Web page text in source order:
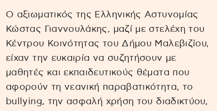
Ο αξιωματικός της Ελληνικής Αστυνομίας
Κώστας Γιαννουλάκης, μαζί με στελέχη του
Κέντρου Κοινότητας του Δήμου Μαλεβιζίου,
είχαν την ευκαιρία να συζητήσουν με
μαθητές και εκπαιδευτικούς θέματα που
αφορούν τη νεανική παραβατικότητα, το
bullying, την ασφαλή χρήση του διαδικτύου,